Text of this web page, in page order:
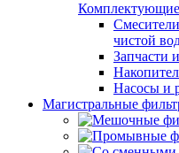
чистой
Запчасти
Насосы и
Магистральные